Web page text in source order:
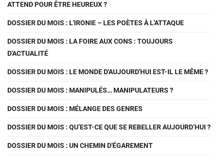
ATTEND POUR ÊTRE HEUREUX ?
DOSSIER DU MOIS : L'IRONIE – LES POÈTES À L'ATTAQUE
DOSSIER DU MOIS : LA FOIRE AUX CONS : TOUJOURS
D'ACTUALITÉ
DOSSIER DU MOIS : LE MONDE D'AUJOURD'HUI EST-IL LE MÊME ?
DOSSIER DU MOIS : MANIPULÉS… MANIPULATEURS ?
DOSSIER DU MOIS : MÉLANGE DES GENRES
DOSSIER DU MOIS : QU’EST-CE QUE SE REBELLER AUJOURD’HUI ?
DOSSIER DU MOIS : UN CHEMIN D'ÉGAREMENT